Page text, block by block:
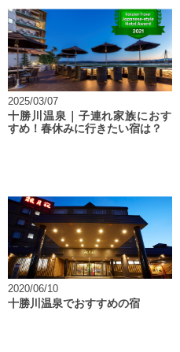
2025/03/07
十勝川温泉｜子連れ家族におす
すめ！春休みに行きたい宿は？
2020/06/10
十勝川温泉でおすすめの宿